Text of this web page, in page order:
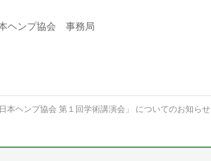
ヘンプ協会 事務局
本ヘンプ協会 第１回学術講演会」 についてのお知らせ